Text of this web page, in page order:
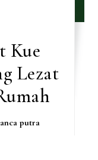
Kue
Lezat
putra